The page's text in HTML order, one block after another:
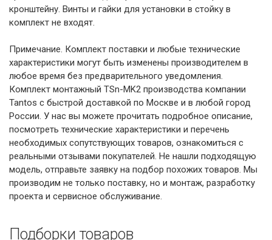
кронштейну. Винты и гайки для установки в стойку в
комплект не входят.
Примечание. Комплект поставки и любые технические
характеристики могут быть изменены производителем в
любое время без предварительного уведомления.
Комплект монтажный TSn-MK2 производства компании
Tantos с быстрой доставкой по Москве и в любой город
России. У нас вы можете прочитать подробное описание,
посмотреть технические характеристики и перечень
необходимых сопутствующих товаров, ознакомиться с
реальными отзывами покупателей. Не нашли подходящую
модель, отправьте заявку на подбор похожих товаров. Мы
производим не только поставку, но и монтаж, разработку
проекта и сервисное обслуживание.
Подборки товаров